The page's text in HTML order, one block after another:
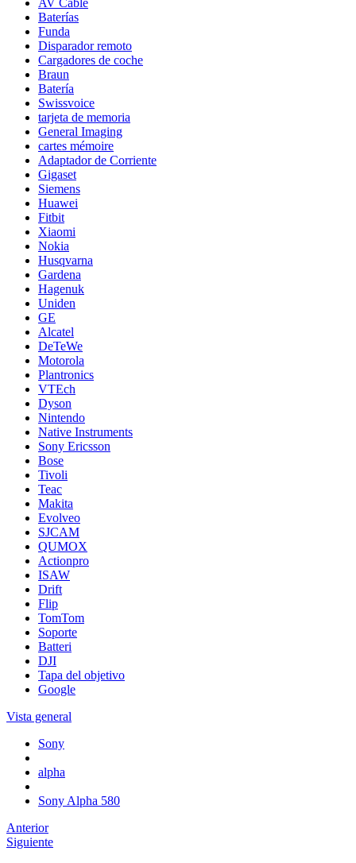
AV Cable
Baterías
Funda
Disparador remoto
Cargadores de coche
Braun
Batería
Swissvoice
tarjeta de memoria
General Imaging
cartes mémoire
Adaptador de Corriente
Gigaset
Siemens
Huawei
Fitbit
Xiaomi
Nokia
Husqvarna
Gardena
Hagenuk
Uniden
GE
Alcatel
DeTeWe
Motorola
Plantronics
VTEch
Dyson
Nintendo
Native Instruments
Sony Ericsson
Bose
Tivoli
Teac
Makita
Evolveo
SJCAM
QUMOX
Actionpro
ISAW
Drift
Flip
TomTom
Soporte
Batteri
DJI
Tapa del objetivo
Google
Vista general
Sony
alpha
Sony Alpha 580
Anterior
Siguiente